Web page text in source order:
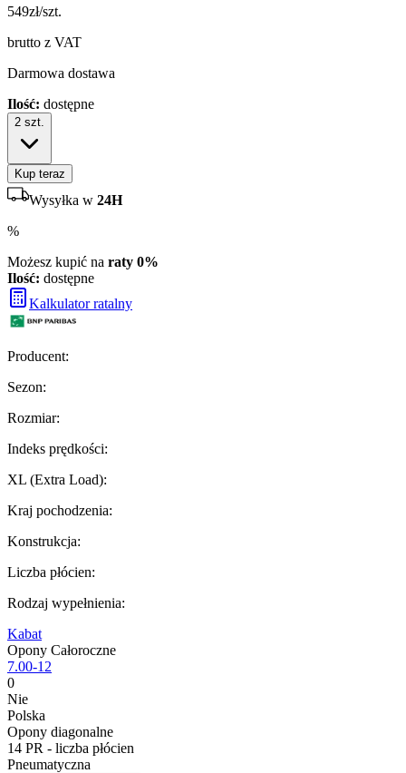
549zł/szt.
brutto z VAT
Darmowa dostawa
Ilość: dostępne
2 szt.
Kup teraz
Wysyłka w 24H
%
Możesz kupić na raty 0%
Ilość: dostępne
Kalkulator ratalny
Producent:
Sezon:
Rozmiar:
Indeks prędkości:
XL (Extra Load):
Kraj pochodzenia:
Konstrukcja:
Liczba płócien:
Rodzaj wypełnienia:
Kabat
Opony Całoroczne
7.00-12
0
Nie
Polska
Opony diagonalne
14 PR - liczba płócien
Pneumatyczna